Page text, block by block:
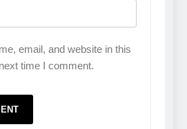
email, and website in this
time I comment.